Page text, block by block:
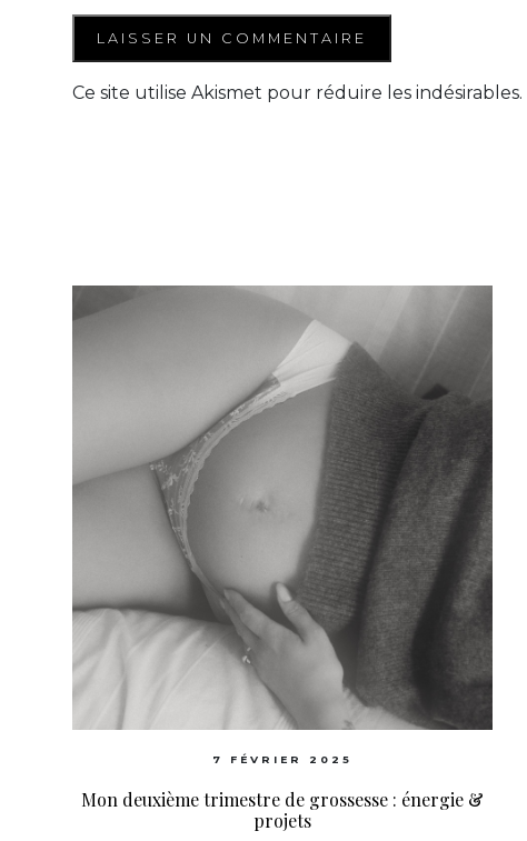
Ce site utilise Akismet pour réduire les indésirables.
7 FÉVRIER 2025
Mon deuxième trimestre de grossesse : énergie &
projets